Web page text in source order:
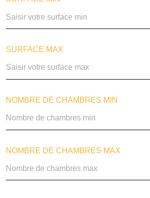
SURFACE MAX
NOMBRE DE CHAMBRES MIN
NOMBRE DE CHAMBRES MAX